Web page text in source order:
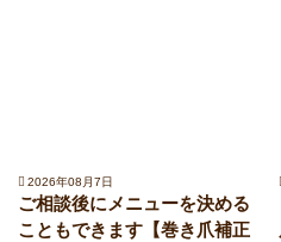
2026年08月7日
ご相談後にメニューを決める
こともできます【巻き爪補正